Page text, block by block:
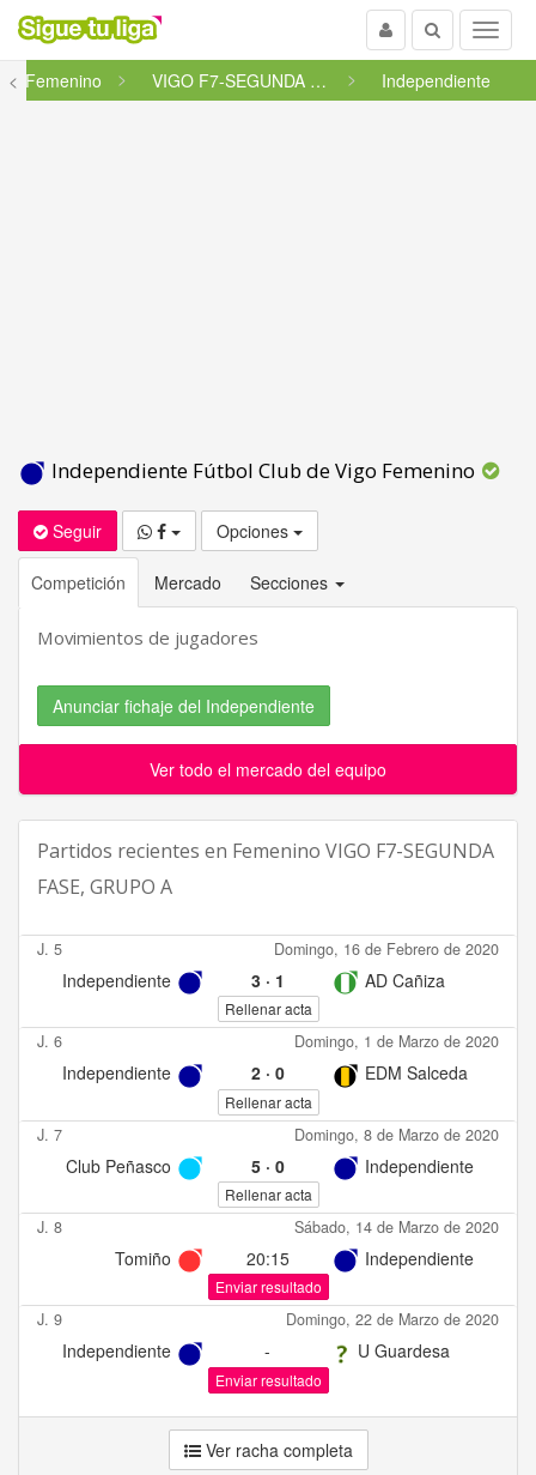
Menu
Buscar
Usuario
< Femenino VIGO F7-SEGUNDA FASE, GRUPO A Independiente
Independiente Fútbol Club de Vigo Femenino
Seguir Opciones
Competición Mercado Secciones
Movimientos de jugadores
Anunciar fichaje del Independiente
Ver todo el mercado del equipo
Partidos recientes en Femenino VIGO F7-SEGUNDA
FASE, GRUPO A
J. 5 Domingo, 16 de Febrero de 2020
Independiente 3· 1 AD Cañiza
Rellenar acta
J. 6 Domingo, 1 de Marzo de 2020
Independiente 2· 0 EDM Salceda
Rellenar acta
J. 7 Domingo, 8 de Marzo de 2020
Club Peñasco 5· 0 Independiente
Rellenar acta
J. 8 Sábado, 14 de Marzo de 2020
Tomiño 20:15 Independiente
Enviar resultado
J. 9 Domingo, 22 de Marzo de 2020
Independiente - U Guardesa
Enviar resultado
Ver racha completa